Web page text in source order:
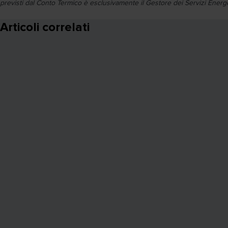
previsti dal Conto Termico è esclusivamente il Gestore dei Servizi
Articoli correlati